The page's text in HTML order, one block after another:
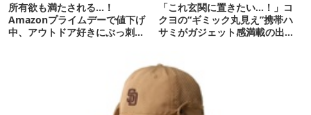
所有欲も満たされる…！
Amazonプライムデーで値下げ
中、アウトドア好きにぶっ刺さ
「これ玄関に置きたい…！」コ
クヨの“ギミック丸見え”携帯ハ
サミがガジェット感満載の出来